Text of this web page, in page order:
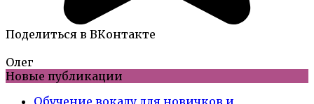
Поделиться в ВКонтакте
Олег
Новые публикации
Обучение вокалу для новичков и